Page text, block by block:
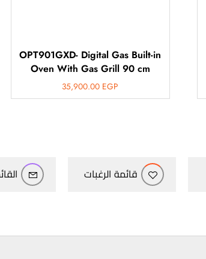
OPT901GXD- Digital Gas Built-in
Oven With Gas Grill 90 cm
35,900.00 EGP
قائمة الرغبات